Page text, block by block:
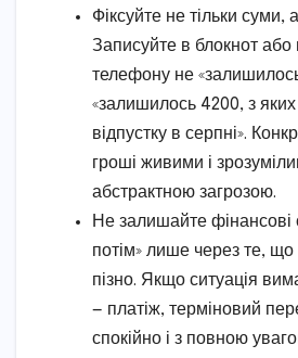
Фіксуйте не тільки суми,
Записуйте в блокнот або
телефону не
«залишилось 4200, з
відпустку в серпні».
гроші живими і
абстрактною загрозою.
Не залишайте фінансові
потім» лише через те, що
пізно. Якщо ситуація
— платіж, терміновий
спокійно і з повною